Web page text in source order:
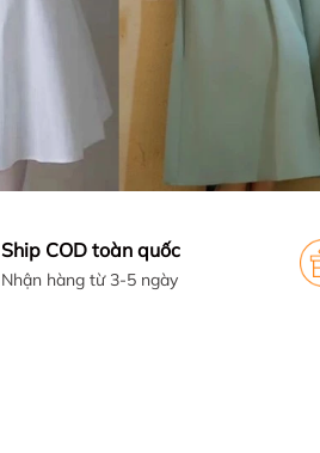
Ship COD toàn quốc
Nhận hàng từ 3-5 ngày